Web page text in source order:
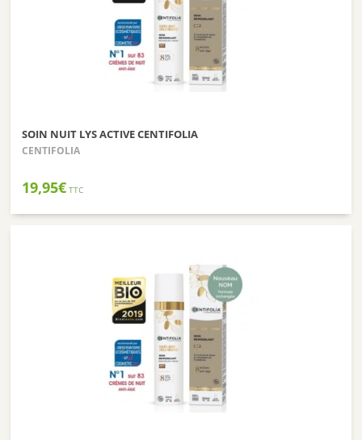
SOIN NUIT LYS ACTIVE CENTIFOLIA
CENTIFOLIA
19,95€ TTC